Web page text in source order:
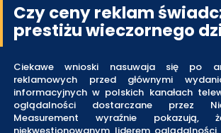
Czy ceny reklam
prestiżu wieczornego
Ciekawe wnioski nasuwaja się po
reklamowych przed głównymi
informacyjnych w polskich kanałach
oglądalności dostarczane przez
Measurement wyraźnie